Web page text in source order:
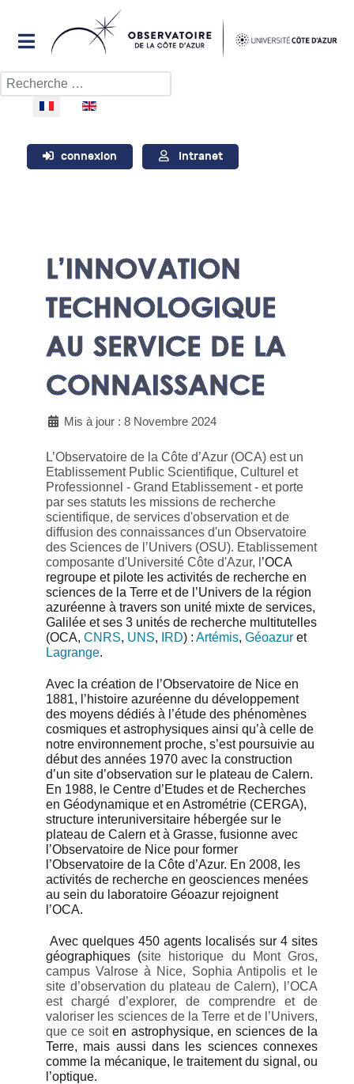
Rechercher
Sélectionnez votre langue
connexion Intranet
L’INNOVATION
TECHNOLOGIQUE
AU SERVICE DE LA
CONNAISSANCE
Mis à jour : 8 Novembre 2024
L’Observatoire de la Côte d’Azur (OCA) est un
Etablissement Public Scientifique, Culturel et
Professionnel - Grand Etablissement - et porte
par ses statuts les missions de recherche
scientifique, de services d'observation et de
diffusion des connaissances d'un Observatoire
des Sciences de l’Univers (OSU). Etablissement
composante d'Université Côte d'Azur, l ’OCA
regroupe et pilote les activités de recherche en
sciences de la Terre et de l’Univers de la région
azuréenne à travers son unité mixte de services,
Galilée et ses 3 unités de recherche multitutelles
(OCA, CNRS, UNS, IRD) : Artémis, Géoazur et
Lagrange.
Avec la création de l’Observatoire de Nice en
1881, l’histoire azuréenne du développement
des moyens dédiés à l’étude des phénomènes
cosmiques et astrophysiques ainsi qu’à celle de
notre environnement proche, s’est poursuivie au
début des années 1970 avec la construction
d’un site d’observation sur le plateau de Calern.
En 1988, le Centre d’Etudes et de Recherches
en Géodynamique et en Astrométrie (CERGA),
structure interuniversitaire hébergée sur le
plateau de Calern et à Grasse, fusionne avec
l’Observatoire de Nice pour former
l’Observatoire de la Côte d’Azur. En 2008, les
activités de recherche en geosciences menées
au sein du laboratoire Géoazur rejoignent
l’OCA.
Avec quelques 450 agents localisés sur 4 sites
géographiques (site historique du Mont Gros,
campus Valrose à Nice, Sophia Antipolis et le
site d’observation du plateau de Calern), l’OCA
est chargé d’explorer, de comprendre et de
valoriser les sciences de la Terre et de l’Univers,
que ce soiten astrophysique, en sciences de la
Terre, mais aussi dans les sciences connexes
comme la mécanique, le traitement du signal, ou
l’optique.